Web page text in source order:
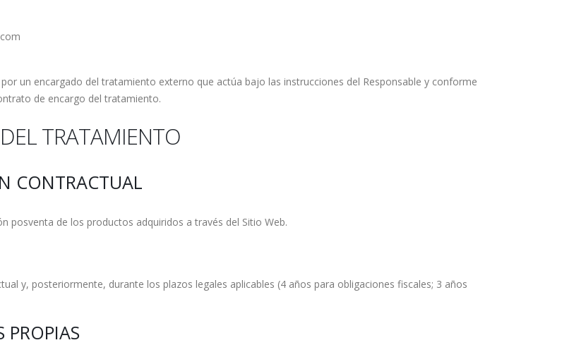
un encargado del tratamiento externo que actúa bajo las instrucciones del Responsable y conforme
de encargo del tratamiento.
TRATAMIENTO
CONTRACTUAL
posventa de los productos adquiridos a través del Sitio Web.
y, posteriormente, durante los plazos legales aplicables (4 años para obligaciones fiscales; 3 años